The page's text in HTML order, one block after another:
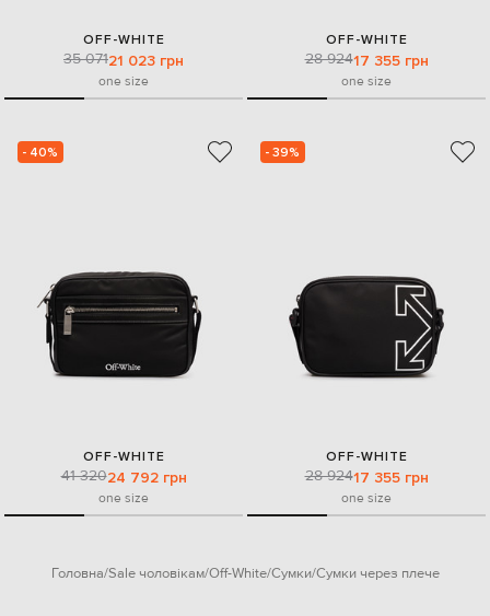
OFF-WHITE
35 07121 023 грн
one size
OFF-WHITE
28 92417 355 грн
one size
- 40%
OFF-WHITE
41 32024 792 грн
one size
- 39%
OFF-WHITE
28 92417 355 грн
one size
Головна Sale чоловікам Off-White Сумки Сумки через плече